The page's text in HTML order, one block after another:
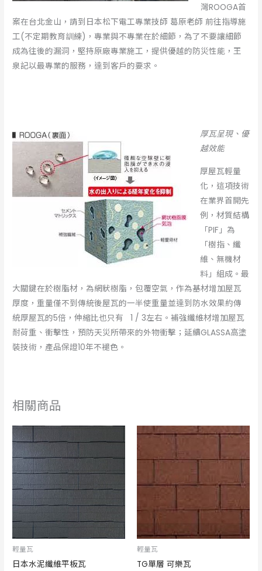
灣ROOGA首
案在台北金山，請到日本松下電工專業技師 葛原老師 前往指導施
工(不定期教育訓練)，專業與不專業在於細節，為了不要讓細節
成為往後的漏洞，堅持原廠專業施工，提供優越的防災性能，王
泉記以最專業的服務，達到客戶的要求。
厚瓦呈現、優
越效能
厚屋瓦輕量
化，這項技術
在業界首開先
例，材質結構
「PIF」為
「樹指、纖
維、無機材
料」組成。最
大關鍵在於樹脂材，為網狀樹脂，包覆空氣，作為基材增加屋瓦
厚度，重量僅不到傳統後屋瓦的一半使重量並達到防水效果約傳
統厚屋瓦的5倍，伸縮比也只有 1 / 3左右。補強纖維材增加屋瓦
耐荷重、衝擊性，預防天災所帶來的外物衝擊；延續GLASSA高塗
裝技術，產品保證10年不褪色。
相關商品
輕量瓦
日本水泥纖維平板瓦
輕量瓦
TG單層 可樂瓦